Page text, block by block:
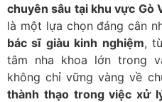
chuyên sâu tại khu vực Gò
là một lựa chọn đáng cân
bác sĩ giàu kinh nghiệm,
tâm nha khoa lớn trong
không chỉ vững vàng về
thành thạo trong việc xử